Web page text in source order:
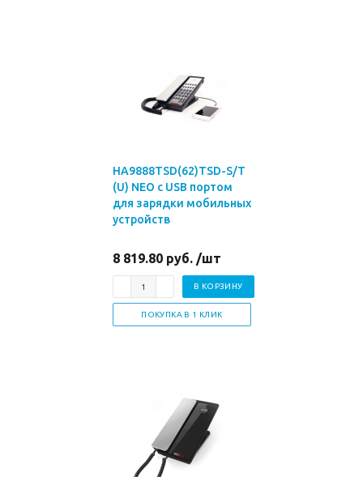
HA9888TSD(62)TSD-S/T
(U) NEO с USB портом
для зарядки мобильных
устройств
8 819.80 руб. /шт
В КОРЗИНУ
ПОКУПКА В 1 КЛИК